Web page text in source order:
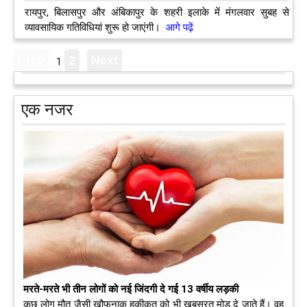
रायपुर, बिलासपुर और अंबिकापुर के शहरी इलाके में मंगलवार सुबह से
व्यावसायिक गतिविधियां शुरू हो जाएंगी।
आगे पढ़ें
1
एक नजर
मरते-मरते भी तीन लोगों को नई जिंदगी दे गई 13 वर्षीय लड़की
कुछ लोग मौत जैसी खौफनाक हकीकत को भी खूबसूरत मोड़ दे जाते हैं। वह